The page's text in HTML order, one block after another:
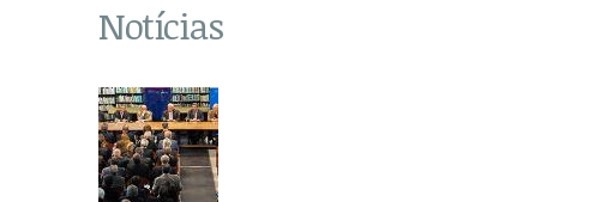
Notícias